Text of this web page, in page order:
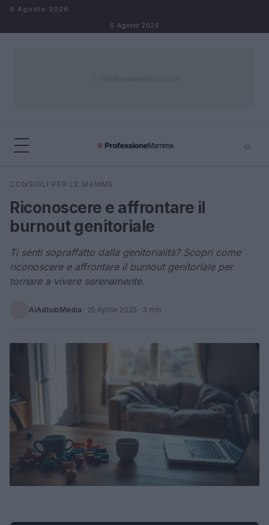
Salta al contenuto
6 Agosto 2026
6 Agosto 2026
⌕
Cerca
CONSIGLI PER LE MAMME
Riconoscere e affrontare il
burnout genitoriale
Ti senti sopraffatto dalla genitorialità? Scopri come
riconoscere e affrontare il burnout genitoriale per
tornare a vivere serenamente.
AiAdhubMedia · 25 Aprile 2025 · 3 min